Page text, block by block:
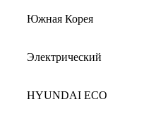
Южная Корея
Электрический
HYUNDAI ECO